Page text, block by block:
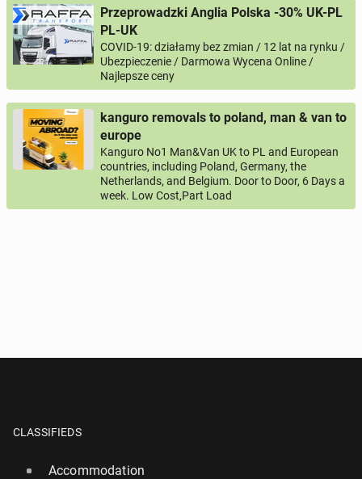
Przeprowadzki Anglia Polska -30% UK-PL
PL-UK
COVID-19: działamy bez zmian / 12 lat na rynku /
Ubezpieczenie / Darmowa Wycena Online /
Najlepsze ceny
kanguro removals to poland, man & van to
europe
Kanguro No1 Man&Van UK to PL and European
countries, including Poland, Germany, the
Netherlands, and Belgium. Door to Door, 6 Days a
week. Low Cost,Part Load
CLASSIFIEDS
Accommodation